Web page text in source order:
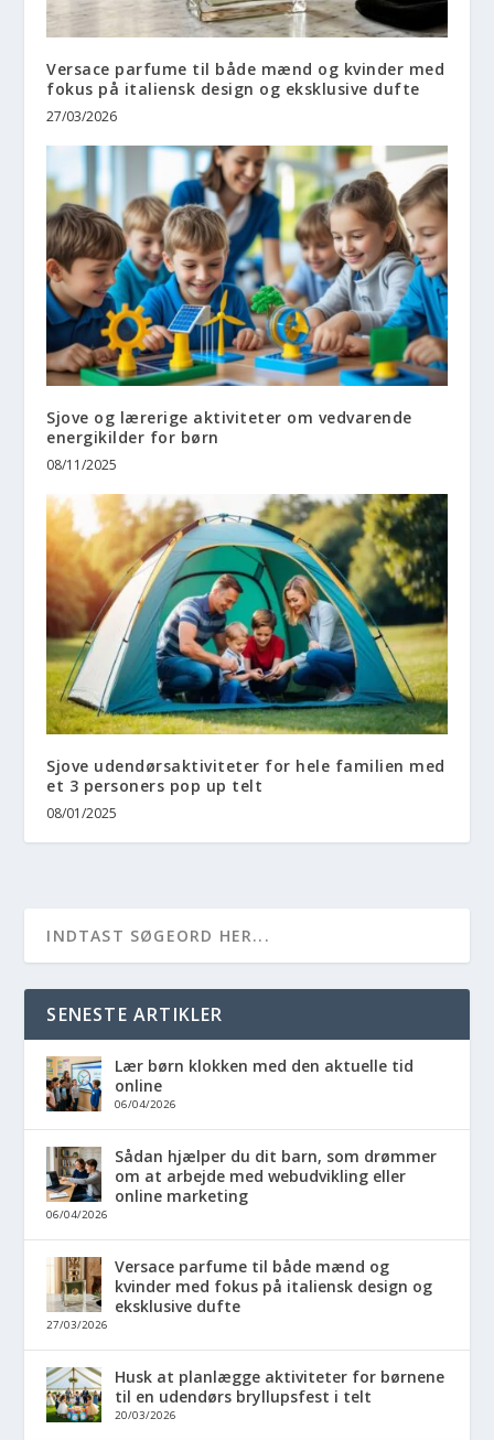
Versace parfume til både mænd og kvinder med
fokus på italiensk design og eksklusive dufte
27/03/2026
Sjove og lærerige aktiviteter om vedvarende
energikilder for børn
08/11/2025
Sjove udendørsaktiviteter for hele familien med
et 3 personers pop up telt
08/01/2025
SENESTE ARTIKLER
Lær børn klokken med den aktuelle tid
online
06/04/2026
Sådan hjælper du dit barn, som drømmer
om at arbejde med webudvikling eller
online marketing
06/04/2026
Versace parfume til både mænd og
kvinder med fokus på italiensk design og
eksklusive dufte
27/03/2026
Husk at planlægge aktiviteter for børnene
til en udendørs bryllupsfest i telt
20/03/2026